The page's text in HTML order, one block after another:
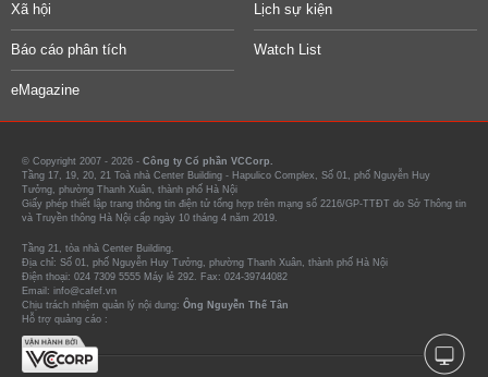
Xã hội Lịch sự kiện
Báo cáo phân tích Watch List
eMagazine
© Copyright 2007 - 2026 - Công ty Cổ phần VCCorp.
Tầng 17, 19, 20, 21 Toà nhà Center Building - Hapulico Complex, Số 01, phố Nguyễn Huy
Tưởng, phường Thanh Xuân, thành phố Hà Nội
Giấy phép thiết lập trang thông tin điện tử tổng hợp trên mạng số 2216/GP-TTĐT do Sở Thông tin
và Truyền thông Hà Nội cấp ngày 10 tháng 4 năm 2019.
Tầng 21, tòa nhà Center Building.
Địa chỉ: Số 01, phố Nguyễn Huy Tưởng, phường Thanh Xuân, thành phố Hà Nội
Điện thoại: 024 7309 5555 Máy lẻ 292. Fax: 024-39744082
Email: info@cafef.vn
Chịu trách nhiệm quản lý nội dung: Ông Nguyễn Thế Tân
Hỗ trợ quảng cáo :